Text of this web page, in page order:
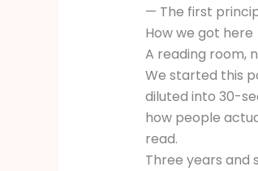
— The first
How we got here
A reading room,
We started this
diluted into 30-
how people
read.
Three years and